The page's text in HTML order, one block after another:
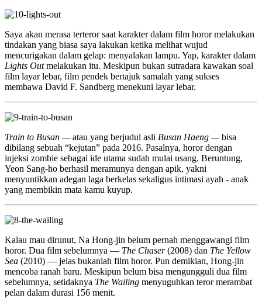
Saya akan merasa terteror saat karakter dalam film horor melakukan
tindakan yang biasa saya lakukan ketika melihat wujud
mencurigakan dalam gelap: menyalakan lampu. Yap, karakter dalam
Lights Outmelakukan itu. Meskipun bukan sutradara kawakan soal
film layar lebar, film pendek bertajuk samalah yang sukses
membawa David F. Sandberg menekuni layar lebar.
Train to Busan —atau yang berjudul asli Busan Haeng —bisa
dibilang sebuah “kejutan” pada 2016. Pasalnya, horor dengan
injeksi zombie sebagai ide utama sudah mulai usang. Beruntung,
Yeon Sang-ho berhasil meramunya dengan apik, yakni
menyuntikkan adegan laga berkelas sekaligus intimasi ayah - anak
yang membikin mata kamu kuyup.
Kalau mau dirunut, Na Hong-jin belum pernah menggawangi film
horor. Dua film sebelumnya — The Chaser(2008) dan The Yellow
Sea (2010) — jelas bukanlah film horor. Pun demikian, Hong-jin
mencoba ranah baru. Meskipun belum bisa mengungguli dua film
sebelumnya, setidaknya The Wailing menyuguhkan teror merambat
pelan dalam durasi 156 menit.